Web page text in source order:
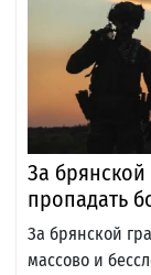
За
пропадать
За брянской
массово и